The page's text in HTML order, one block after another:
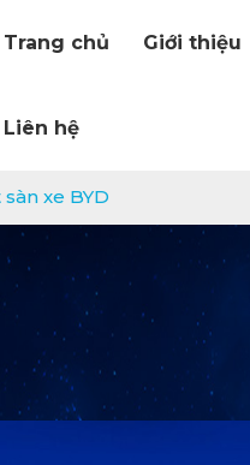
Trang chủ Giới thiệu
Liên hệ
xe BYD